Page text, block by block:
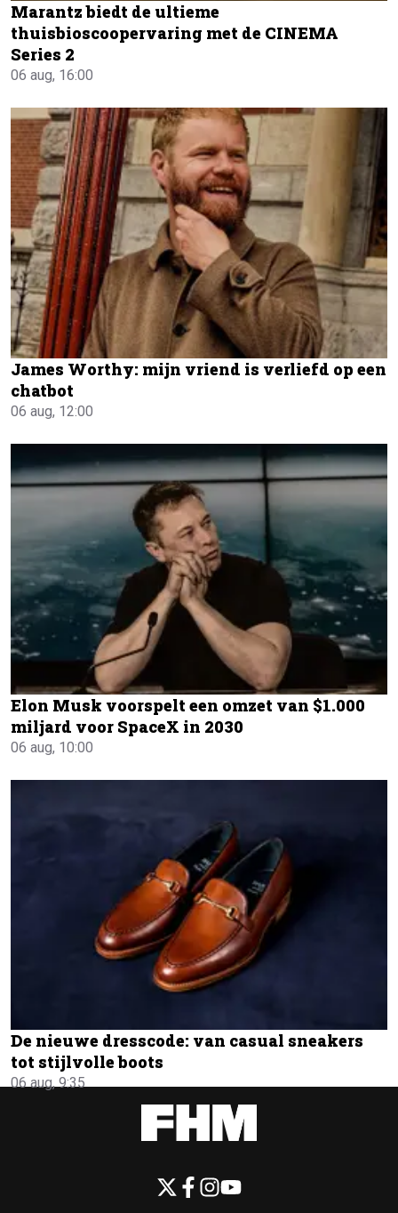
Marantz biedt de ultieme
thuisbioscoopervaring met de CINEMA
Series 2
06 aug, 16:00
James Worthy: mijn vriend is verliefd op een
chatbot
06 aug, 12:00
Elon Musk voorspelt een omzet van $1.000
miljard voor SpaceX in 2030
06 aug, 10:00
De nieuwe dresscode: van casual sneakers
tot stijlvolle boots
06 aug, 9:35